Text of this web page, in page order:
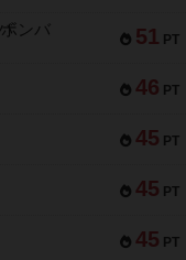
51 PT
ンバ
46 PT
45 PT
45 PT
45 PT